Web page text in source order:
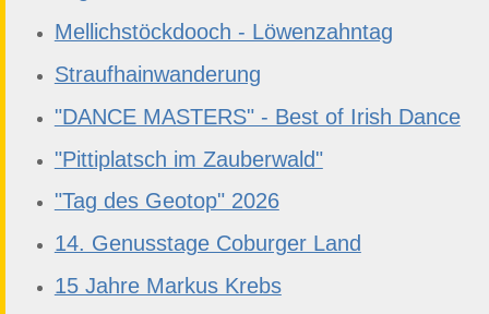
Mellichstöckdooch - Löwenzahntag
Straufhainwanderung
"DANCE MASTERS" - Best of Irish Dance
"Pittiplatsch im Zauberwald"
"Tag des Geotop" 2026
14. Genusstage Coburger Land
15 Jahre Markus Krebs